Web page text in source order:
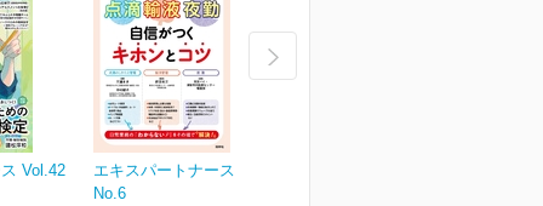
Vol.42
エキスパートナース Vol.42
No.6